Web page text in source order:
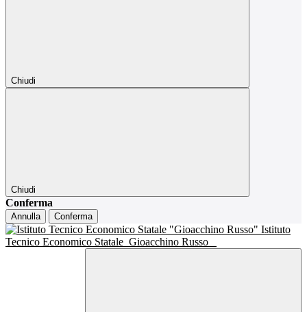
Chiudi
Chiudi
Conferma
Annulla Conferma
Istituto
Tecnico Economico Statale Gioacchino Russo